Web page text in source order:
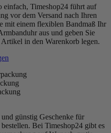
Timeshop24 führt auf
vor dem Versand nach Ihren
mit einem flexiblen Bandmaß Ihr
aus und geben Sie
in den Warenkorb legen.
günstig Geschenke für
Bei Timeshop24 gibt es